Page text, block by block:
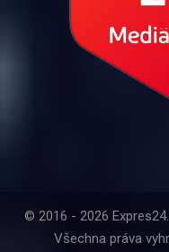
© 2016 - 2026
Všechna práva